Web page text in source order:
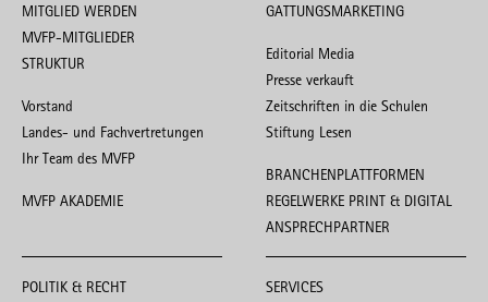
MITGLIED WERDEN
MVFP-MITGLIEDER
STRUKTUR
Vorstand
Landes- und Fachvertretungen
Ihr Team des MVFP
MVFP AKADEMIE
GATTUNGSMARKETING
Editorial Media
Presse verkauft
Zeitschriften in die Schulen
Stiftung Lesen
BRANCHENPLATTFORMEN
REGELWERKE PRINT & DIGITAL
ANSPRECHPARTNER
POLITIK & RECHT
SERVICES